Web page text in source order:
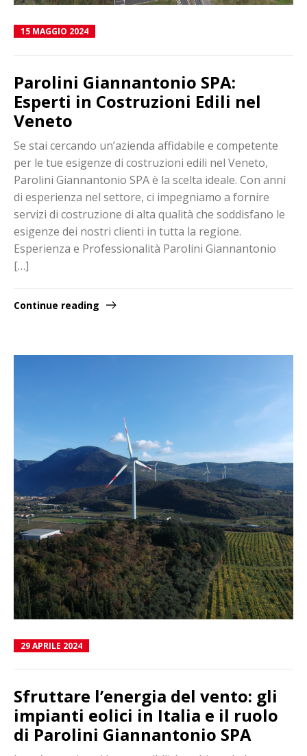
15 MAGGIO 2024
Parolini Giannantonio SPA:
Esperti in Costruzioni Edili nel
Veneto
Se stai cercando un’azienda affidabile e competente
per le tue esigenze di costruzioni edili nel Veneto,
Parolini Giannantonio SPA è la scelta ideale. Con anni
di esperienza nel settore, ci impegniamo a fornire
servizi di costruzione di alta qualità che soddisfano le
esigenze dei nostri clienti in tutta la regione.
Esperienza e Professionalità Parolini Giannantonio
[…]
Continue reading
29 APRILE 2024
Sfruttare l’energia del vento: gli
impianti eolici in Italia e il ruolo
di Parolini Giannantonio SPA